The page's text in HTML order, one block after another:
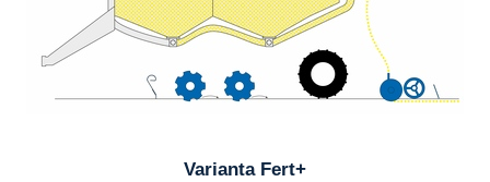
Varianta Fert+